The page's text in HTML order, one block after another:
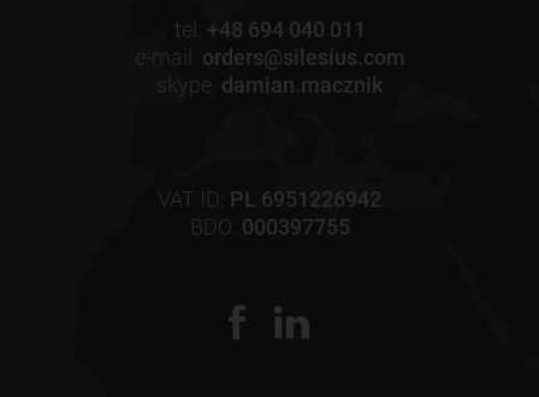
tel: +48 694 040 011
e-mail: orders@silesius.com
skype: damian.macznik
VAT ID: PL 6951226942
BDO: 000397755